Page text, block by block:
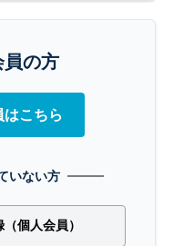
の方
こちら
いない方
個人会員）